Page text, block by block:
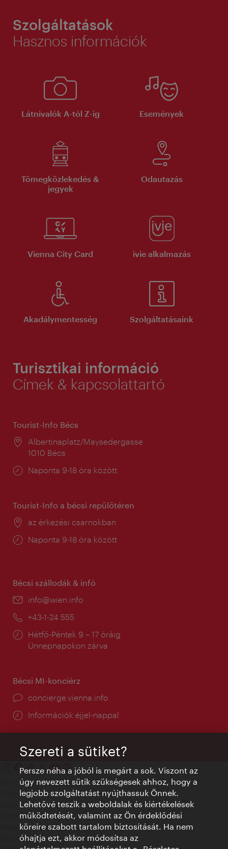
Szolgáltatások
Hasznos információk
Látnivalók A-tól Z-ig Események
Tömegközlekedés &
jegyek
Odautazás
Vienna City Card ivie alkalmazás
Akadálymentesség Szolgáltatásaink
Turisztikai információ
Címek & kapcsolattartó
Tourist-Info Bécs
Helyszín:
Albertinaplatz/Maysedergasse
1010 Bécs
Nyitva
Naponta 9-18 óra között
Tourist-Info a bécsi repülőtéren
Helyszín:
az érkezési csarnokban
Nyitva
Naponta 9-18 óra között
Bécsi szállodák & infó
E-
info@wien.info
Telefon:
+43-1-24 555
Nyitva
tartás:
Hétfő-Péntek 9 – 17 óráig
Ünnepnapokon zárva
Bécsi MI-konciérz
concierge.vienna.info
Információk éjjel-nappal
Kapcsolat
Credits
Adatvédelmi nyilatkozat
Terms of Use
Megközelíthetőség
Sajtókapcsolat
Szereti a sütiket?
Persze néha a jóból is megárt a sok. Viszont az
úgy nevezett sütik szükségesek ahhoz, hogy a
legjobb szolgáltatást nyújthassuk Önnek.
Lehetővé teszik a weboldalak és kiértékelések
működtetését, valamint az Ön érdeklődési
köreire szabott tartalom biztosítását. Ha nem
óhajtja ezt, akkor módosítsa az